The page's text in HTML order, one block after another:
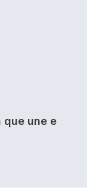
que une e